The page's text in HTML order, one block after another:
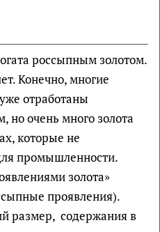
россыпным золотом.
Конечно, многие
отработаны
очень много золота
которые не
промышленности.
золота»
проявления).
размер, содержания в